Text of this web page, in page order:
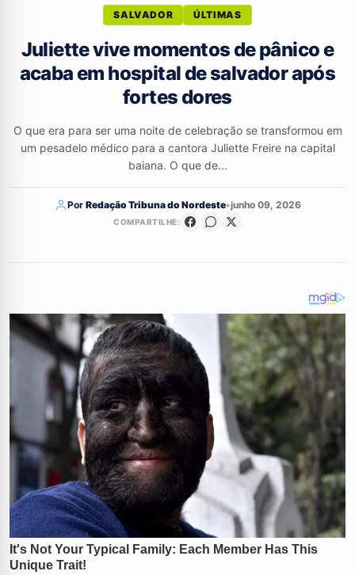
SALVADOR ÚLTIMAS
Juliette vive momentos de pânico e
acaba em hospital de salvador após
fortes dores
O que era para ser uma noite de celebração se transformou em
um pesadelo médico para a cantora Juliette Freire na capital
baiana. O que de...
Por Redação Tribuna do Nordeste•junho 09, 2026
COMPARTILHE: